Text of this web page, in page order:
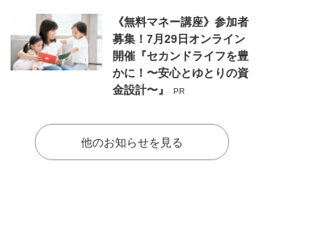
《無料マネー講座》参加者
募集！7月29日オンライン
開催『セカンドライフを豊
かに！〜安心とゆとりの資
金設計〜』
PR
他のお知らせを見る